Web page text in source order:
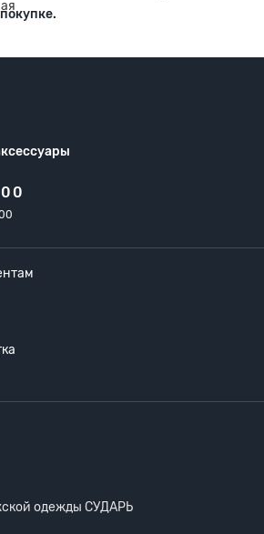
покупке.
одежды СУДАРЬ